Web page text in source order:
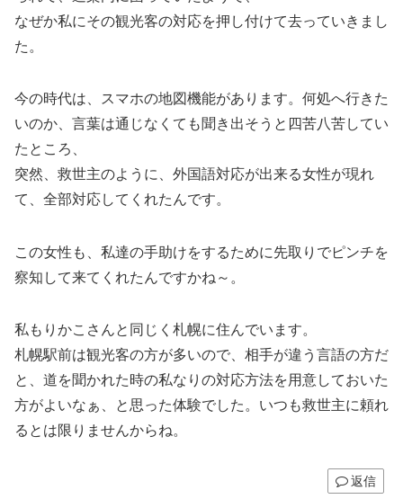
なぜか私にその観光客の対応を押し付けて去っていきまし
た。
今の時代は、スマホの地図機能があります。何処へ行きた
いのか、言葉は通じなくても聞き出そうと四苦八苦してい
たところ、
突然、救世主のように、外国語対応が出来る女性が現れ
て、全部対応してくれたんです。
この女性も、私達の手助けをするために先取りでピンチを
察知して来てくれたんですかね～。
私もりかこさんと同じく札幌に住んでいます。
札幌駅前は観光客の方が多いので、相手が違う言語の方だ
と、道を聞かれた時の私なりの対応方法を用意しておいた
方がよいなぁ、と思った体験でした。いつも救世主に頼れ
るとは限りませんからね。
返信